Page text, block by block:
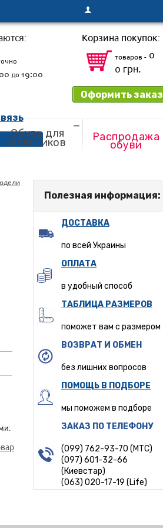
до 19:00
Корзина покупок:
товаров - 0
0 грн.
Оформить заказ
Обувь для
мальчиков Распродажа
обуви
Полезная информация:
ДОСТАВКА
по всей Украины
ОПЛАТА
в удобный способ
ТАБЛИЦА РАЗМЕРОВ
поможет вам с размером
ВОЗВРАТ И ОБМЕН
без лишних вопросов
ПОМОЩЬ В ПОДБОРЕ
мы поможем в подборе
ЗАКАЗ ПО ТЕЛЕФОНУ
(099) 762-93-70 (МТС)
(097) 601-32-66
(Киевстар)
(063) 020-17-19 (Life)